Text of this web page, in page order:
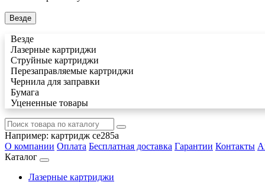
Везде
Везде
Лазерные картриджи
Струйные картриджи
Перезаправляемые картриджи
Чернила для заправки
Бумага
Уцененные товары
Например: картридж ce285a
О компании Оплата Бесплатная доставка Гарантии Контакты
Каталог
Лазерные картриджи